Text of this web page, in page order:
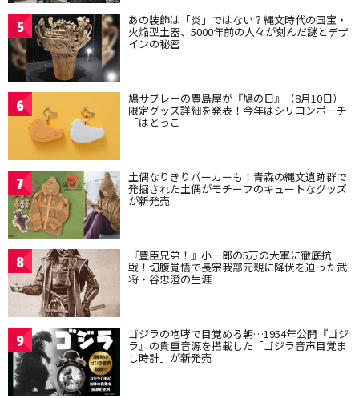
5 あの装飾は「炎」ではない？縄文時代の国宝・
火焔型土器、5000年前の人々が刻んだ謎とデザ
インの秘密
6 鳩サブレーの豊島屋が『鳩の日』（8月10日）
限定グッズ詳細を発表！今年はシリコンポーチ
「はとっこ」
7 土偶なりきりパーカーも！青森の縄文遺跡群で
発掘された土偶がモチーフのキュートなグッズ
が新発売
8 『豊臣兄弟！』小一郎の5万の大軍に徹底抗
戦！切腹覚悟で長宗我部元親に降伏を迫った武
将・谷忠澄の生涯
9 ゴジラの咆哮で目覚める朝…1954年公開『ゴジ
ラ』の貴重音源を搭載した「ゴジラ音声目覚ま
し時計」が新発売